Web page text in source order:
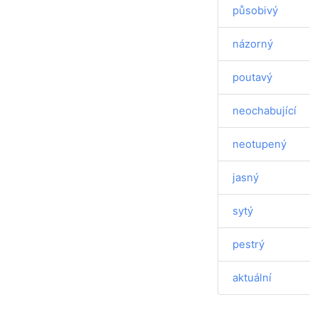
působivý
názorný
poutavý
neochabující
neotupený
jasný
sytý
pestrý
aktuální